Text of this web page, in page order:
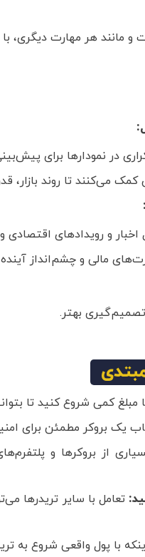
مانند هر مهارت دیگری، با
در نمودارها برای
کمک می‌کنند تا روند
و رویدادهای
مالی و چشم‌انداز
تصمیم‌گیری بهتر.
مبلغ کمی شروع کنید تا
یک بروکر مطمئن برای
از بروکرها و
تعامل با سایر تریدرها
با پول واقعی شروع به